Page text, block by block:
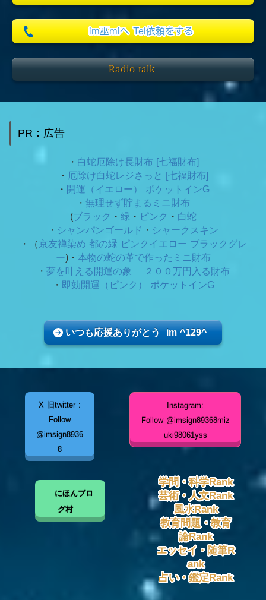
im巫miへ Tel依頼をする
Radio talk
PR：広告
・ 白蛇厄除け長財布 [七福財布]
・ 厄除け白蛇レジさっと [七福財布]
・ 開運（イエロー） ポケットインG
・ 無理せず貯まるミニ財布
(ブラック ・ 緑 ・ ピンク ・ 白蛇
・ シャンパンゴールド ・ シャークスキン
・（京友禅染め 都の緑 ピンクイエロー ブラックグレ
ー)・ 本物の蛇の革で作ったミニ財布
・ 夢を叶える開運の象 ２００万円入る財布
・ 即効開運（ピンク） ポケットインG
いつも応援ありがとう im ^129^
X 旧twitter :
Follow
@imsign8936
8
Instagram:
Follow @imsign89368miz
uki98061yss
にほんブロ
グ村
学問・科学Rank
芸術・人文Rank
風水Rank
教育問題・教育
論Rank
エッセイ・随筆R
ank
占い・鑑定Rank